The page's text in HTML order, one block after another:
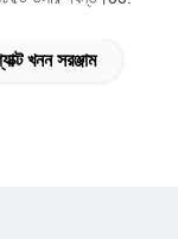
খনন সরঞ্জাম